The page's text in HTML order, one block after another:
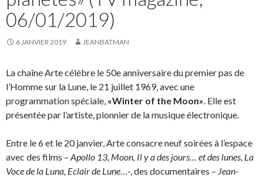
06/01/2019)
6 JANVIER 2019 JEANBATMAN
La chaîne Arte célèbre le 50e anniversaire du premier pas de
l’Homme sur la Lune, le 21 juillet 1969, avec une
programmation spéciale, «Winter of the Moon» . Elle est
présentée par l’artiste, pionnier de la musique électronique.
Entre le 6 et le 20 janvier, Arte consacre neuf soirées à l’espace
avec des films – Apollo 13, Moon, Il y a des jours… et des lunes, La
Voce de la Luna, Eclair de Lune …-, des documentaires – Jean-